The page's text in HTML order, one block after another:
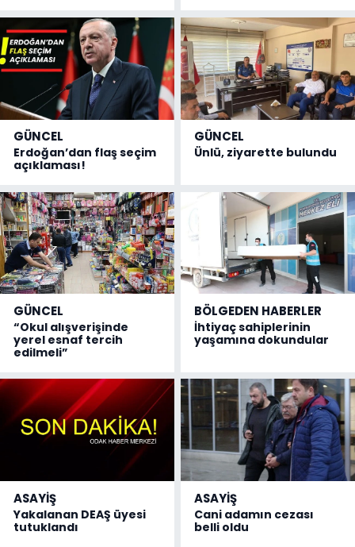
GÜNCEL
Erdoğan’dan flaş seçim
açıklaması!
GÜNCEL
Ünlü, ziyarette bulundu
GÜNCEL
“Okul alışverişinde
yerel esnaf tercih
edilmeli”
BÖLGEDEN HABERLER
İhtiyaç sahiplerinin
yaşamına dokundular
ASAYİŞ
Yakalanan DEAŞ üyesi
tutuklandı
ASAYİŞ
Cani adamın cezası
belli oldu